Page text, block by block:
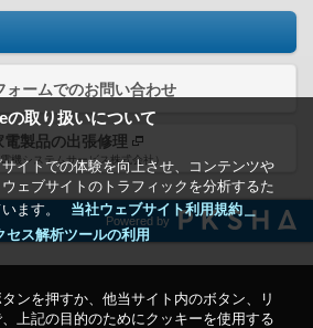
の取り扱いについて
イトでの体験を向上させ、コンテンツや
ェブサイトのトラフィックを分析するた
ます。
当社ウェブサイト利用規約＿
ス解析ツールの利用
ンを押すか、他当サイト内のボタン、リ
上記の目的のためにクッキーを使用する
ォームでのお問い合わせ
電製品の出張修理
電機システムサービス株式会社）
Powered by